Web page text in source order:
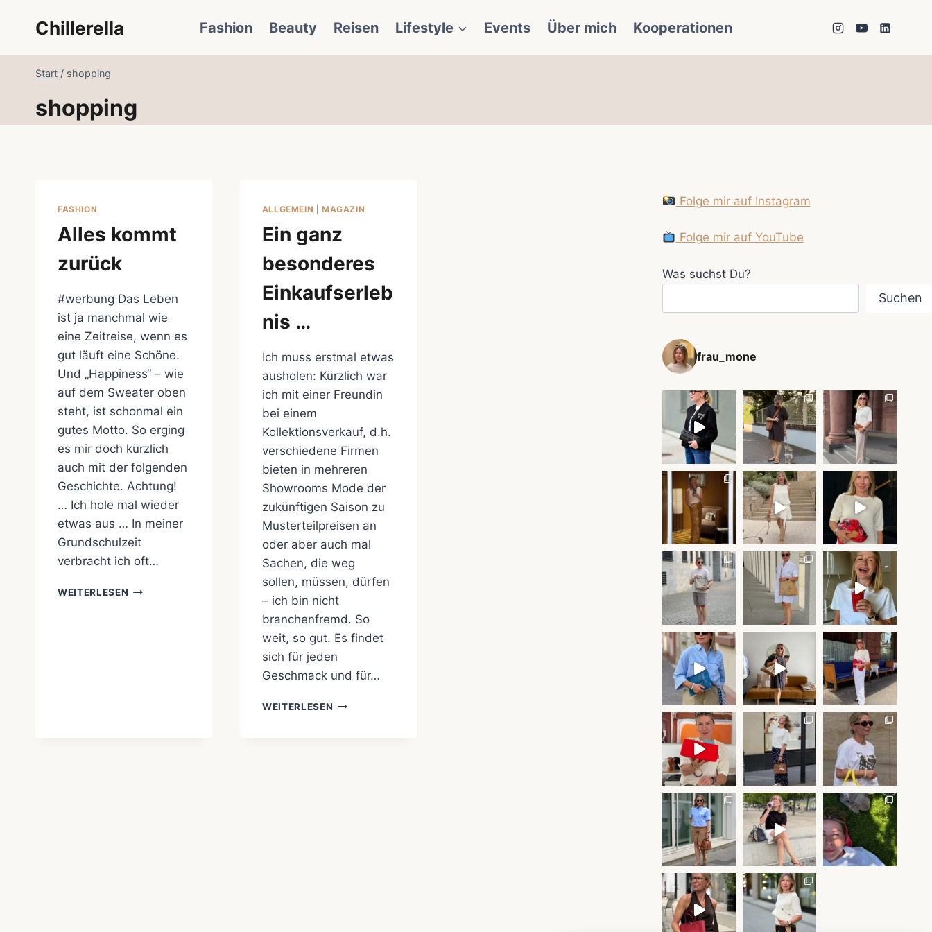
Chillerella Fashion Beauty Reisen Lifestyle Events Über mich Kooperationen
Start / shopping
shopping
FASHION
Alles kommt
zurück
#werbung Das Leben
ist ja manchmal wie
eine Zeitreise, wenn es
gut läuft eine Schöne.
Und „Happiness“ – wie
auf dem Sweater oben
steht, ist schonmal ein
gutes Motto. So erging
es mir doch kürzlich
auch mit der folgenden
Geschichte. Achtung!
… Ich hole mal wieder
etwas aus … In meiner
Grundschulzeit
verbracht ich oft…
WEITERLESEN ALLES
ALLGEMEIN |MAGAZIN
Ein ganz
besonderes
Einkaufserleb
nis …
Ich muss erstmal etwas
ausholen: Kürzlich war
ich mit einer Freundin
bei einem
Kollektionsverkauf, d.h.
verschiedene Firmen
bieten in mehreren
Showrooms Mode der
zukünftigen Saison zu
Musterteilpreisen an
oder aber auch mal
Sachen, die weg
sollen, müssen, dürfen
– ich bin nicht
branchenfremd. So
weit, so gut. Es findet
sich für jeden
Geschmack und für…
WEITERLESEN EIN
Folge mir auf Instagram
Folge mir auf YouTube
Was suchst Du?
Suchen
frau_mone